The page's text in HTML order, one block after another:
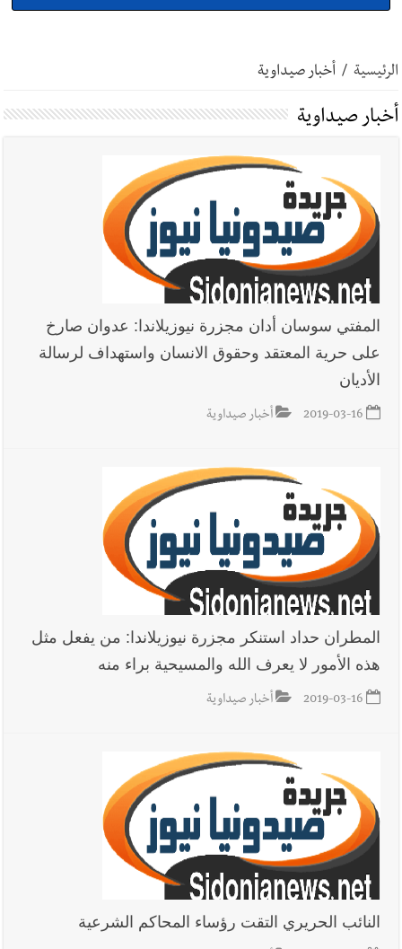
أخبار صيدا الشيخ العيلاني زار بلدية الهلالية مثنيا على ما قدمته
فلسطين – فرع لبنان برئاسة غسان البقاعي
أخبار صيدا
بالصور : من القلب إلى القلب : إنقاذ حياة طفلين في
مستشفى حمود الجامعي بصيدا بهبة إنسانية روتارية لعمليات قلب
الأطفال تكريماً لذكرى منير جبرعبر Gift of Life Lebanon
أخبار صيدا وفد المبادرة الصيداوية لرفع المظلومية زار النائب
الدكتورة غادة أيوب في منزلها
أخبار لبنان
جسر إغاثي قطري - سعودي في الجنوب ينتظر موافقة
واشنطن
أخبار لبنان الجيش اللبناني تمارين تدريبية في القاع - بعلبك
أخبار لبنان القاضي حاموش ادعى على رياض سلامة وسمير حنا
بجرائم مالية ونقدية وإحالهما على قاضي التحقيق
أخبار لبنان تلاعبٌ بحدود لبنان... ماذا في التفاصيل؟
العالم العربي
إسرائيل أمام ضغوط أميركية لإنهاء القتال على
الجبهات الثلاث
أخبار صيدا بالصور : مؤسسة الحريري والمجلس الثقافي البريطاني
يطلقان مشروع ترابط الشباب:الحوكمة الشاملة ومنع التطرف العنيف
الرئيسية / أخبار صيداوية
أخبار صيداوية
المفتي سوسان أدان مجزرة نيوزيلاندا: عدوان صارخ
على حرية المعتقد وحقوق الانسان واستهداف لرسالة
الأديان
2019-03-16 أخبار صيداوية
المطران حداد استنكر مجزرة نيوزيلاندا: من يفعل مثل
هذه الأمور لا يعرف الله والمسيحية براء منه
2019-03-16 أخبار صيداوية
النائب الحريري التقت رؤساء المحاكم الشرعية